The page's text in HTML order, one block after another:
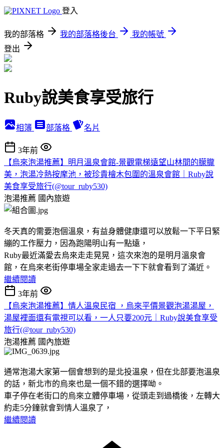
登入
我的部落格 我的部落格後台
我的帳號
登出
Ruby說美食享受旅行
相簿 部落格 名片
3年前
【烏來泡湯推薦】明月溫泉會館-景觀電梯遠望山林間的朦朧
美，泡湯冷熱按摩池，被珍貴檜木包圍的溫泉會館｜Ruby說
美食享受旅行(@tour_ruby530)
泡湯推薦 國內旅遊
冬天真的需要泡個溫泉，有益身體健康還可以放鬆一下平日緊
繃的工作壓力，因為跑陽明山有一點遠，
Ruby最近滿愛去烏來走走晃晃，這次來泡的是明月溫泉會
館，在烏來老街停車場全家走過去一下下就會看到了滿近。
繼續閱讀
3年前
【烏來泡湯推薦】情人溫泉民宿 ，烏來平價景觀泡湯湯屋，
湯屋裡面還有電視可以看，一人只要200元｜Ruby說美食享受
旅行(@tour_ruby530)
泡湯推薦 國內旅遊
通常泡湯大家第一個會想到的是北投溫泉，但在北部要泡溫泉
的話，新北市的烏來也是一個不錯的選擇呦。
車子停在老街口的烏來立體停車場，從頭走到過橋後，左轉大
約走5分鐘就會到情人溫泉了，
繼續閱讀